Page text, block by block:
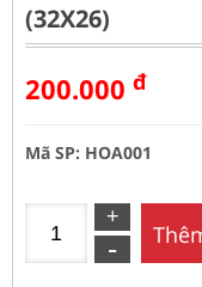
(32X26)
200.000 đ
Mã SP: HOA001